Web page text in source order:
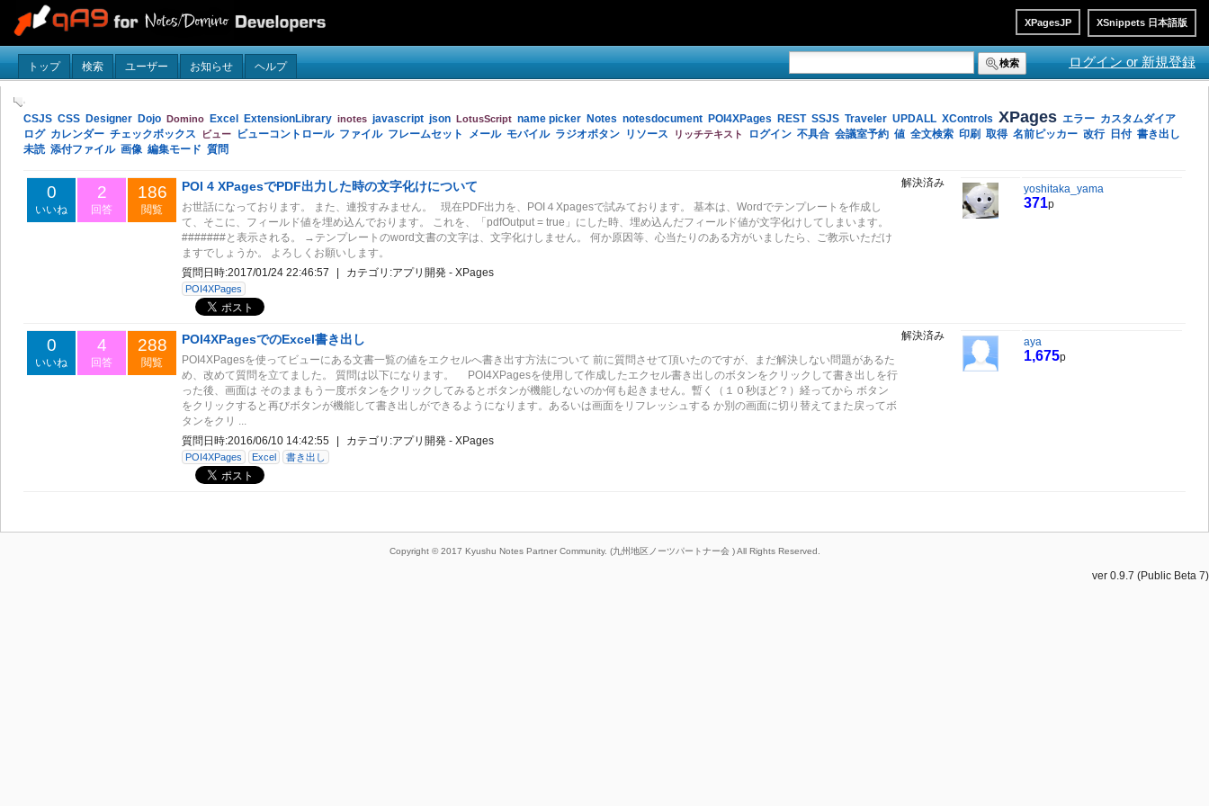
XPagesJP XSnippets 日本語版
トップ 検索 ユーザー お知らせ ヘルプ 検索 ログイン or 新規登録
CSJS CSS Designer Dojo Domino Excel ExtensionLibrary inotes javascript json LotusScript name picker Notes notesdocument POI4XPages REST SSJS Traveler UPDALL XControls XPages エラー カスタムダイア
ログ カレンダー チェックボックス ビュー ビューコントロール ファイル フレームセット メール モバイル ラジオボタン リソース リッチテキスト ログイン 不具合 会議室予約 値 全文検索 印刷 取得 名前ピッカー 改行 日付 書き出し
未読 添付ファイル 画像 編集モード 質問
0
いいね
2
回答
186
閲覧
POI 4 XPagesでPDF出力した時の文字化けについて
お世話になっております。 また、連投すみません。 現在PDF出力を、POI４Xpagesで試みております。 基本は、Wordでテンプレートを作成し
て、そこに、フィールド値を埋め込んでおります。 これを、「pdfOutput = true」にした時、埋め込んだフィールド値が文字化けしてしまいます。
#######と表示される。 →テンプレートのword文書の文字は、文字化けしません。 何か原因等、心当たりのある方がいましたら、ご教示いただけ
ますでしょうか。 よろしくお願いします。
質問日時:2017/01/24 22:46:57 カテゴリ:アプリ開発 - XPages
POI4XPages
解決済み yoshitaka_yama
371p
0
いいね
4
回答
288
閲覧
POI4XPagesでのExcel書き出し
POI4XPagesを使ってビューにある文書一覧の値をエクセルへ書き出す方法について 前に質問させて頂いたのですが、まだ解決しない問題があるた
め、改めて質問を立てました。 質問は以下になります。 POI4XPagesを使用して作成したエクセル書き出しのボタンをクリックして書き出しを行
った後、画面は そのままもう一度ボタンをクリックしてみるとボタンが機能しないのか何も起きません。暫く（１０秒ほど？）経ってから ボタン
をクリックすると再びボタンが機能して書き出しができるようになります。あるいは画面をリフレッシュする か別の画面に切り替えてまた戻ってボ
タンをクリ ...
質問日時:2016/06/10 14:42:55 カテゴリ:アプリ開発 - XPages
POI4XPages Excel 書き出し
解決済み aya
1,675p
Copyright © 2017 Kyushu Notes Partner Community. (九州地区ノーツパートナー会 ) All Rights Reserved.
ver 0.9.7 (Public Beta 7)